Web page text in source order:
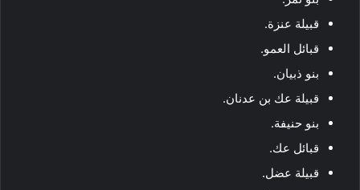
قبيلة عنزة.
قبائل العمو.
بنو ذبيان.
قبيلة عك بن عدنان.
بنو حنيفة.
قبائل عك.
قبيلة عضل.